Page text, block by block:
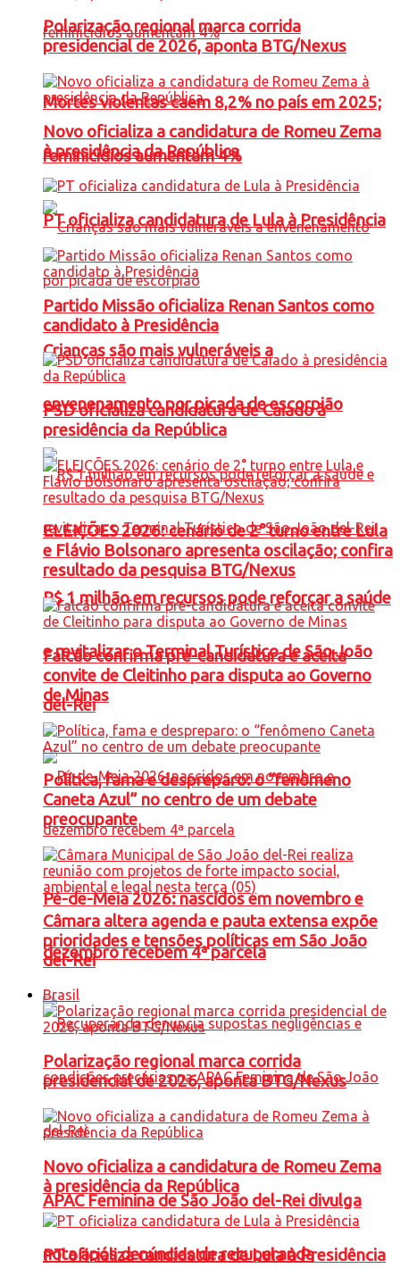
Mortes violentas caem 8,2% no país em 2025;
feminicídios aumentam 4%
Crianças são mais vulneráveis a
envenenamento por picada de escorpião
R$ 1 milhão em recursos pode reforçar a saúde
e revitalizar o Terminal Turístico de São João
del-Rei
Pé-de-Meia 2026: nascidos em novembro e
dezembro recebem 4ª parcela
APAC Feminina de São João del-Rei divulga
nota após denúncias de recuperanda
Polarização regional marca corrida
presidencial de 2026, aponta BTG/Nexus
Novo oficializa a candidatura de Romeu Zema
à presidência da República
PT oficializa candidatura de Lula à Presidência
Partido Missão oficializa Renan Santos como
candidato à Presidência
PSD oficializa candidatura de Caiado à
presidência da República
ELEIÇÕES 2026: cenário de 2° turno entre Lula
e Flávio Bolsonaro apresenta oscilação; confira
resultado da pesquisa BTG/Nexus
Falcão confirma pré-candidatura e aceita
convite de Cleitinho para disputa ao Governo
de Minas
Política, fama e despreparo: o “fenômeno
Caneta Azul” no centro de um debate
preocupante
Câmara altera agenda e pauta extensa expõe
prioridades e tensões políticas em São João
del-Rei
Brasil
Polarização regional marca corrida
presidencial de 2026, aponta BTG/Nexus
Novo oficializa a candidatura de Romeu Zema
à presidência da República
PT oficializa candidatura de Lula à Presidência